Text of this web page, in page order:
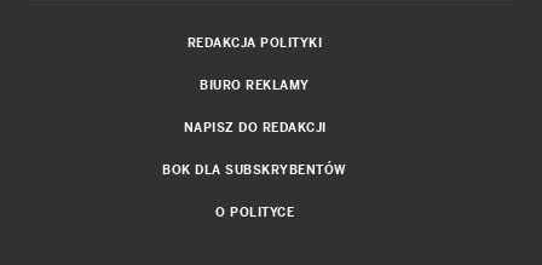
REDAKCJA POLITYKI
BIURO REKLAMY
NAPISZ DO REDAKCJI
BOK DLA SUBSKRYBENTÓW
O POLITYCE